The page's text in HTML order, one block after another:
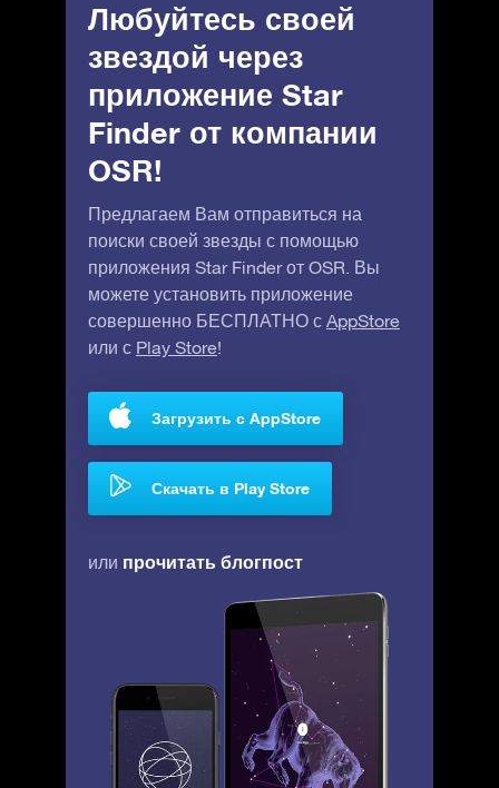
Любуйтесь своей
звездой через
приложение Star
Finder от компании
OSR!
Предлагаем Вам отправиться на
поиски своей звезды с помощью
приложения Star Finder от OSR. Вы
можете установить приложение
совершенно БЕСПЛАТНО с AppStore
или с Play Store!
Загрузить с AppStore
Скачать в Play Store
или прочитать блогпост